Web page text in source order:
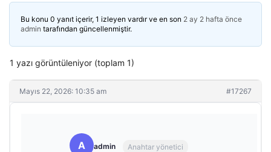
Bu konu 0 yanıt içerir, 1 izleyen vardır ve en son 2 ay 2 hafta önce
admin tarafından güncellenmiştir.
1 yazı görüntüleniyor (toplam 1)
Mayıs 22, 2026: 10:35 am #17267
A admin Anahtar yönetici